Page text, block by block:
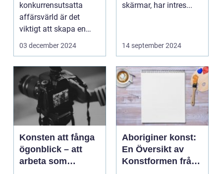
konkurrensutsatta
affärsvärld är det
viktigt att skapa en
arbetsmiljö s...
03 december 2024
skärmar, har intres...
14 september 2024
Konsten att fånga
ögonblick – att
arbeta som
Aboriginer konst:
En Översikt av
Konstformen från